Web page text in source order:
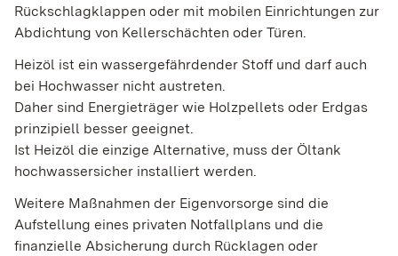
Rückschlagklappen oder mit mobilen Einrichtungen zur
Abdichtung von Kellerschächten oder Türen.
Heizöl ist ein wassergefährdender Stoff und darf auch
bei Hochwasser nicht austreten.
Daher sind Energieträger wie Holzpellets oder Erdgas
prinzipiell besser geeignet.
Ist Heizöl die einzige Alternative, muss der Öltank
hochwassersicher installiert werden.
Weitere Maßnahmen der Eigenvorsorge sind die
Aufstellung eines privaten Notfallplans und die
finanzielle Absicherung durch Rücklagen oder